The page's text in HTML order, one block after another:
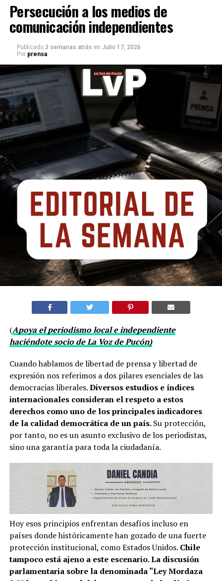
Persecución a los medios de
comunicación independientes
Publicado 3 semanas atrás en Julio 17, 2026
Por prensa
(Apoya el periodismo local e independiente
haciéndote socio de La Voz de Pucón)
Cuando hablamos de libertad de prensa y libertad de
expresión nos referimos a dos pilares esenciales de las
democracias liberales.Diversos estudios e índices
internacionales consideran el respeto a estos
derechos como uno de los principales indicadores
de la calidad democrática de un país.Su protección,
por tanto, no es un asunto exclusivo de los periodistas,
sino una garantía para toda la ciudadanía.
Hoy esos principios enfrentan desafíos incluso en
países donde históricamente han gozado de una fuerte
protección institucional, como Estados Unidos. Chile
tampoco está ajeno a este escenario. La discusión
parlamentaria sobre la denominada “Ley Mordaza